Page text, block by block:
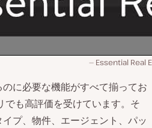
Essential Real
に必要な機能がすべて揃ってお
も高評価を受けています。そ
プ、物件、エージェント、パッ